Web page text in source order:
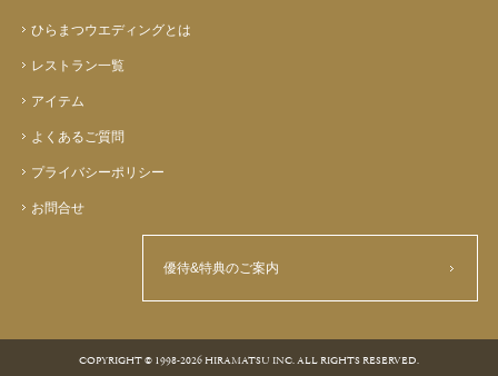
ひらまつウエディングとは
レストラン一覧
アイテム
よくあるご質問
プライバシーポリシー
お問合せ
優待&特典のご案内
COPYRIGHT © 1998-2026 HIRAMATSU INC. ALL RIGHTS RESERVED.